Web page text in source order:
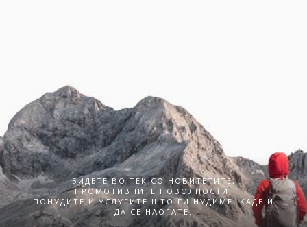
БИДЕТЕ ВО ТЕК СО НОВИТЕТИТЕ,
ПРОМОТИВНИТЕ ПОВОЛНОСТИ,
ПОНУДИТЕ И УСЛУГИТЕ ШТО ГИ НУДИМЕ. КАДЕ И
ДА СЕ НАОЃАТЕ.